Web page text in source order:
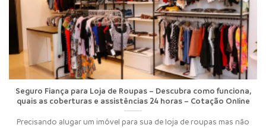
Seguro Fiança para Loja de Roupas – Descubra como funciona,
quais as coberturas e assistências 24 horas – Cotação Online
Precisando alugar um imóvel para sua de loja de roupas mas não